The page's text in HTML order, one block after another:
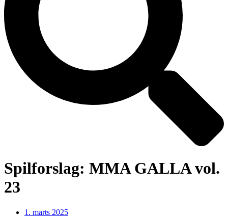
Spilforslag: MMA GALLA vol.
23
1. marts 2025